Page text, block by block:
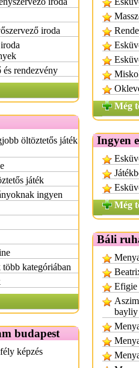
iroda
rendezvény
öltöztetős játék
játék
ingyen
kategóriában
budapest
képzés
Még
Ingyen
Még
Báli
Efigie
bayliy